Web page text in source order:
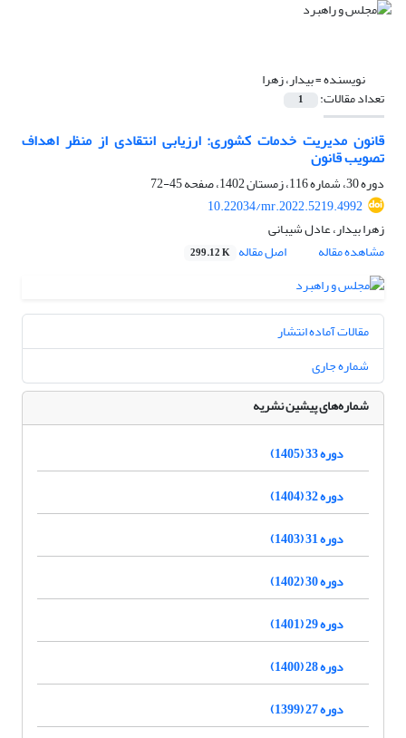
نویسنده =بیدار، زهرا
تعداد مقالات: 1
قانون مدیریت خدمات کشوری: ارزیابی انتقادی از منظر اهداف
تصویب قانون
دوره 30، شماره 116، زمستان 1402، صفحه
45-72
10.22034/mr.2022.5219.4992
زهرا بیدار، عادل شیبانی
مشاهده مقاله
اصل مقاله 299.12 K
مقالات آماده انتشار
شماره جاری
شماره‌های پیشین نشریه
دوره 33 (1405)
دوره 32 (1404)
دوره 31 (1403)
دوره 30 (1402)
دوره 29 (1401)
دوره 28 (1400)
دوره 27 (1399)